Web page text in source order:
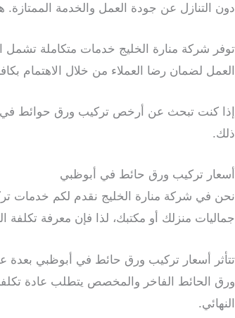
دون التنازل عن جودة العمل والخدمة الممتازة.
توفر شركة منارة الخليج خدمات متكاملة تشمل
العمل لضمان رضا العملاء من خلال الاهتمام
إذا كنت تبحث عن أرخص تركيب ورق حوائط في
ذلك.
أسعار تركيب ورق حائط في أبوظبي
نحن في شركة منارة الخليج نقدم لكم خدمات
جماليات منزلك أو مكتبك، لذا فإن معرفة
تتأثر أسعار تركيب ورق حائط في أبوظبي بعدة
ورق الحائط الفاخر والمخصص يتطلب عادة تكلفة
النهائي.